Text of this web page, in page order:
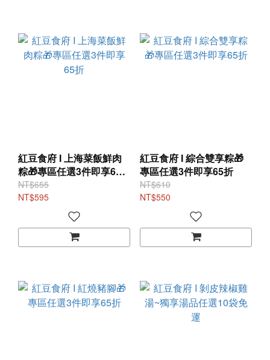
紅豆食府 I 上海菜飯鮮肉
粽🎁專區任選3件即享65
折
NT$655
NT$595
紅豆食府 I 綜合雙享粽🎁
專區任選3件即享65折
NT$610
NT$550